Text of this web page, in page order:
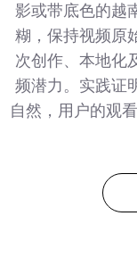
影或带底色的越
糊，保持视频原
次创作、本地化
频潜力。实践证
自然，用户的观